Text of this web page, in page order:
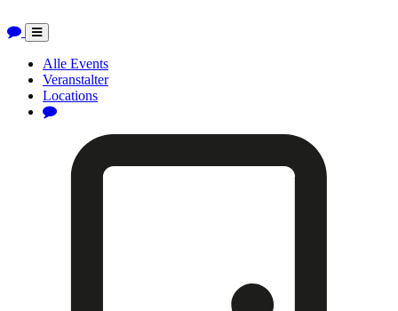
Toggle
navigation
Alle Events
Veranstalter
Locations